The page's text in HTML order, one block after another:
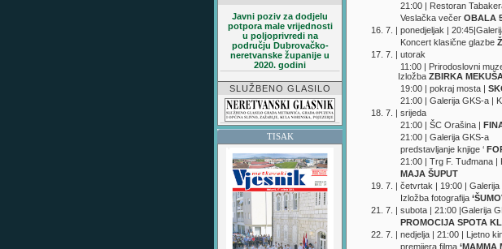
Javni poziv za dodjelu
potpora male vrijednosti
u poljoprivredi na
području Dubrovačko-
neretvanske županije u
2020. godini
SLUŽBENO GLASILO
TISAK
21:00 | Restoran
Veslačka večer OBALA
16. 7. | ponedjeljak |
Koncert klasične glazbe
17. 7. | utorak
11:00 | Prirodoslovni
Izložba ZBIRKA
19:00 | pokraj mosta |
21:00 | Galerija GKS-a |
18. 7. | srijeda
21:00 | ŠC Orašina |
21:00 | Galerija GKS-a
predstavljanje knjige ‘
21:00 | Trg F. Tuđmana |
MAJA ŠUPUT
19. 7. | četvrtak | 19:00 | Galerija
Izložba fotografija
21. 7. | subota | 21:00 |Galerija
PROMOCIJA SPOTA
22. 7. | nedjelja | 21:00 | Ljetno
premijera filma ‘MAMMA